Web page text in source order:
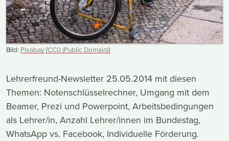
Bild: Pixabay[CC0 (Public Domain)]
Lehrerfreund-Newsletter 25.05.2014 mit diesen
Themen: Notenschlüsselrechner, Umgang mit dem
Beamer, Prezi und Powerpoint, Arbeitsbedingungen
als Lehrer/in, Anzahl Lehrer/innen im Bundestag,
WhatsApp vs. Facebook, Individuelle Förderung.